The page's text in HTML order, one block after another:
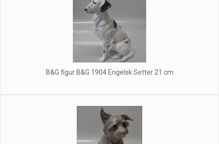
B&G figur B&G 1904 Engelsk Setter 21 cm